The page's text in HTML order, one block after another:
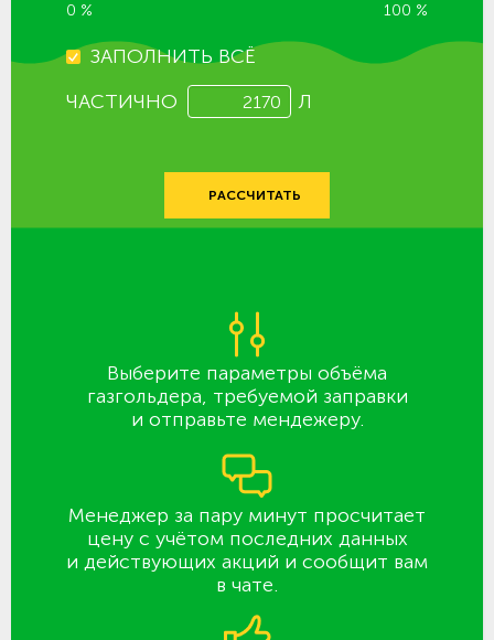
0 % 100 %
ЗАПОЛНИТЬ ВСЁ
ЧАСТИЧНО
Л
РАССЧИТАТЬ
Выберите параметры объёма
газгольдера, требуемой заправки
и отправьте мендежеру.
Менеджер за пару минут просчитает
цену с учётом последних данных
и действующих акций и сообщит вам
в чате.